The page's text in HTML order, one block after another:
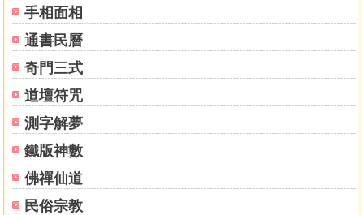
手相面相
通書民曆
奇門三式
道壇符咒
測字解夢
鐵版神數
佛禪仙道
民俗宗教
姓名解析範例
午馬
午（馬）年出生之姓名吉凶概論
午（馬）生剋
午（馬）生肖五行生剋之六種型態
午（馬）喜忌
午（馬）生人生月吉凶
姓名解析範例
未羊
未（羊）年生人之姓名吉凶概論
未（羊）生剋